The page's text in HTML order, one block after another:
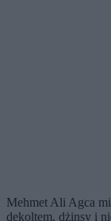
Mehmet Ali Agca
dekoltem, dżinsy i